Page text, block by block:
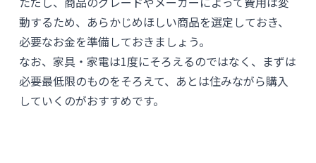
動するため、あらかじめほしい商品を選定しておき、
必要なお金を準備しておきましょう。
なお、家具・家電は1度にそろえるのではなく、まずは
必要最低限のものをそろえて、あとは住みながら購入
していくのがおすすめです。